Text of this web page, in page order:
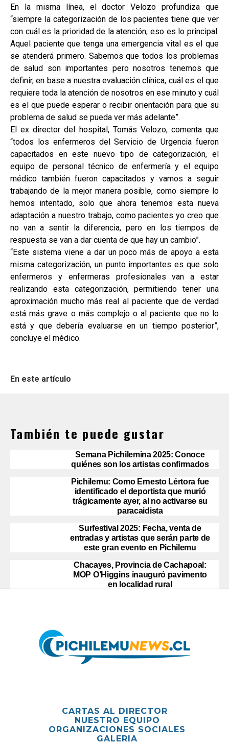
En la misma línea, el doctor Velozo profundiza que
“siempre la categorización de los pacientes tiene que ver
con cuál es la prioridad de la atención, eso es lo principal.
Aquel paciente que tenga una emergencia vital es el que
se atenderá primero. Sabemos que todos los problemas
de salud son importantes pero nosotros tenemos que
definir, en base a nuestra evaluación clínica, cuál es el que
requiere toda la atención de nosotros en ese minuto y cuál
es el que puede esperar o recibir orientación para que su
problema de salud se pueda ver más adelante”.
El ex director del hospital, Tomás Velozo, comenta que
“todos los enfermeros del Servicio de Urgencia fueron
capacitados en este nuevo tipo de categorización, el
equipo de personal técnico de enfermería y el equipo
médico también fueron capacitados y vamos a seguir
trabajando de la mejor manera posible, como siempre lo
hemos intentado, solo que ahora tenemos esta nueva
adaptación a nuestro trabajo, como pacientes yo creo que
no van a sentir la diferencia, pero en los tiempos de
respuesta se van a dar cuenta de que hay un cambio”.
“Este sistema viene a dar un poco más de apoyo a esta
misma categorización, un punto importantes es que solo
enfermeros y enfermeras profesionales van a estar
realizando esta categorización, permitiendo tener una
aproximación mucho más real al paciente que de verdad
está más grave o más complejo o al paciente que no lo
está y que debería evaluarse en un tiempo posterior”,
concluye el médico.
En este artículo
También te puede gustar
Semana Pichilemina 2025: Conoce
quiénes son los artistas confirmados
Pichilemu: Como Ernesto Lértora fue
identificado el deportista que murió
trágicamente ayer, al no activarse su
paracaidista
Surfestival 2025: Fecha, venta de
entradas y artistas que serán parte de
este gran evento en Pichilemu
Chacayes, Provincia de Cachapoal:
MOP O’Higgins inauguró pavimento
en localidad rural
CARTAS AL DIRECTOR
NUESTRO EQUIPO
ORGANIZACIONES SOCIALES
GALERIA